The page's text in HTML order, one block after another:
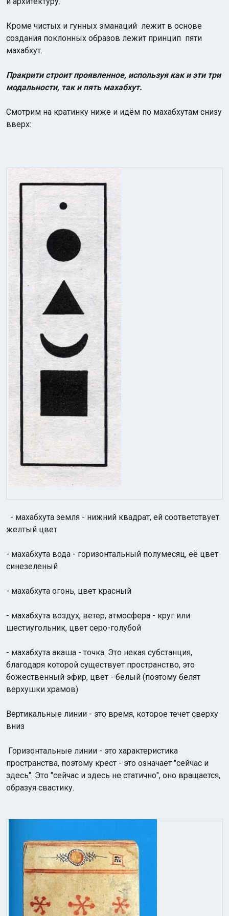
Кроме чистых и гунных эманаций лежит в основе
создания поклонных образов лежит принцип пяти
махабхут.
Пракрити строит проявленное, используя как и эти три
модальности, так и пять махабхут.
Смотрим на кратинку ниже и идём по махабхутам снизу
вверх:
- махабхута земля - нижний квадрат, ей соответствует
желтый цвет
- махабхута вода - горизонтальный полумесяц, её цвет
синезеленый
- махабхута огонь, цвет красный
- махабхута воздух, ветер, атмосфера - круг или
шестиугольник, цвет серо-голубой
- махабхута акаша - точка. Это некая субстанция,
благодаря которой существует пространство, это
божественный эфир, цвет - белый (поэтому белят
верхушки храмов)
Вертикальные линии - это время, которое течет сверху
вниз
Горизонтальные линии - это характеристика
пространства, поэтому крест - это означает "сейчас и
здесь". Это "сейчас и здесь не статично", оно вращается,
образуя свастику.